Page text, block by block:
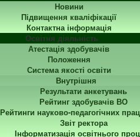
Новини
Підвищення кваліфікації
Контактна інформація
Освітня діяльність
Атестація здобувачів
Положення
Система якості освіти
Внутрішня
Результати анкетувань
Рейтинг здобувачів ВО
Рейтинги науково-педагогічних
Звіт ректора
Інформатизація освітнього